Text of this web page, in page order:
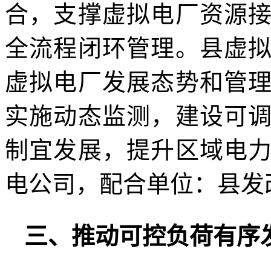
合，支撑虚拟电厂资源
全流程闭环管理。县虚
虚拟电厂发展态势和管
实施动态监测，建设可
制宜发展，提升区域电
电公司，配合单位：县
三、推动可控负荷有序